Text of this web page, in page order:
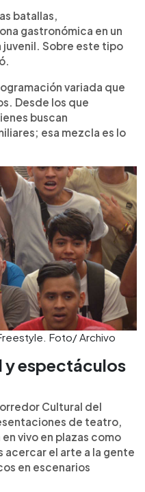
batallas,
gastronómica en un
Sobre este tipo
variada que
Desde los que
buscan
esa mezcla es lo
Foto/ Archivo
y espectáculos
Cultural del
de teatro,
vivo en plazas como
acercar el arte a la gente
en escenarios